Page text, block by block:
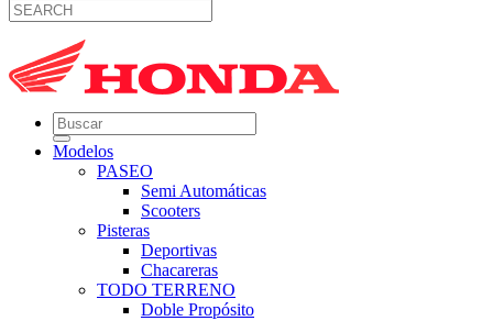
Modelos
PASEO
Semi Automáticas
Scooters
Pisteras
Deportivas
Chacareras
TODO TERRENO
Doble Propósito